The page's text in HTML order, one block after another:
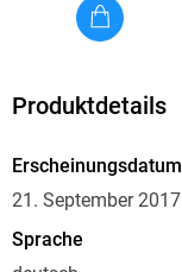
Produktdetails
Erscheinungsdatum
21. September 2017
Sprache